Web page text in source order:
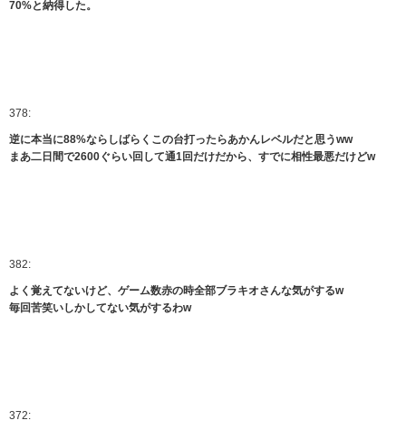
70%と納得した。
378:
逆に本当に88%ならしばらくこの台打ったらあかんレベルだと思うww
まあ二日間で2600ぐらい回して通1回だけだから、すでに相性最悪だけどw
382:
よく覚えてないけど、ゲーム数赤の時全部ブラキオさんな気がするw
毎回苦笑いしかしてない気がするわw
372: